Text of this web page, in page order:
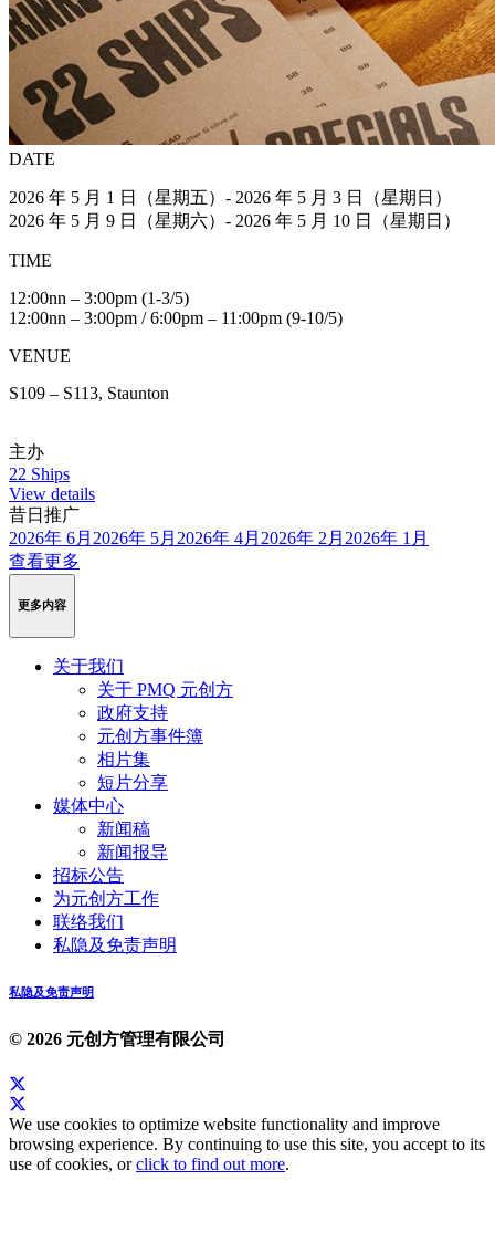
DATE
2026 年 5 月 1 日（星期五）- 2026 年 5 月 3 日（星期日）
2026 年 5 月 9 日（星期六）- 2026 年 5 月 10 日（星期日）
TIME
12:00nn – 3:00pm (1-3/5)
12:00nn – 3:00pm / 6:00pm – 11:00pm (9-10/5)
VENUE
S109 – S113, Staunton
主办
22 Ships
View details
昔日推广
2026年 6月 2026年 5月 2026年 4月 2026年 2月 2026年 1月
查看更多
更多内容
关于我们
关于 PMQ 元创方
政府支持
元创方事件簿
相片集
短片分享
媒体中心
新闻稿
新闻报导
招标公告
为元创方工作
联络我们
私隐及免责声明
私隐及免责声明
© 2026 元创方管理有限公司
We use cookies to optimize website functionality and improve
browsing experience. By continuing to use this site, you accept to its
use of cookies, orclick to find out more.